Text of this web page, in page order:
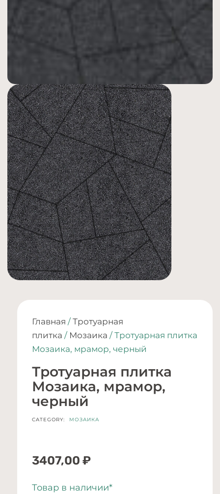
Главная / Тротуарная
плитка / Мозаика / Тротуарная плитка
Мозаика, мрамор, черный
Тротуарная плитка
Мозаика, мрамор,
черный
CATEGORY: МОЗАИКА
3407,00 ₽
Товар в наличии*